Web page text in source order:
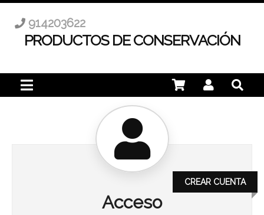
PRODUCTOS DE CONSERVACIÓN
914203622
Acceso
CREAR CUENTA